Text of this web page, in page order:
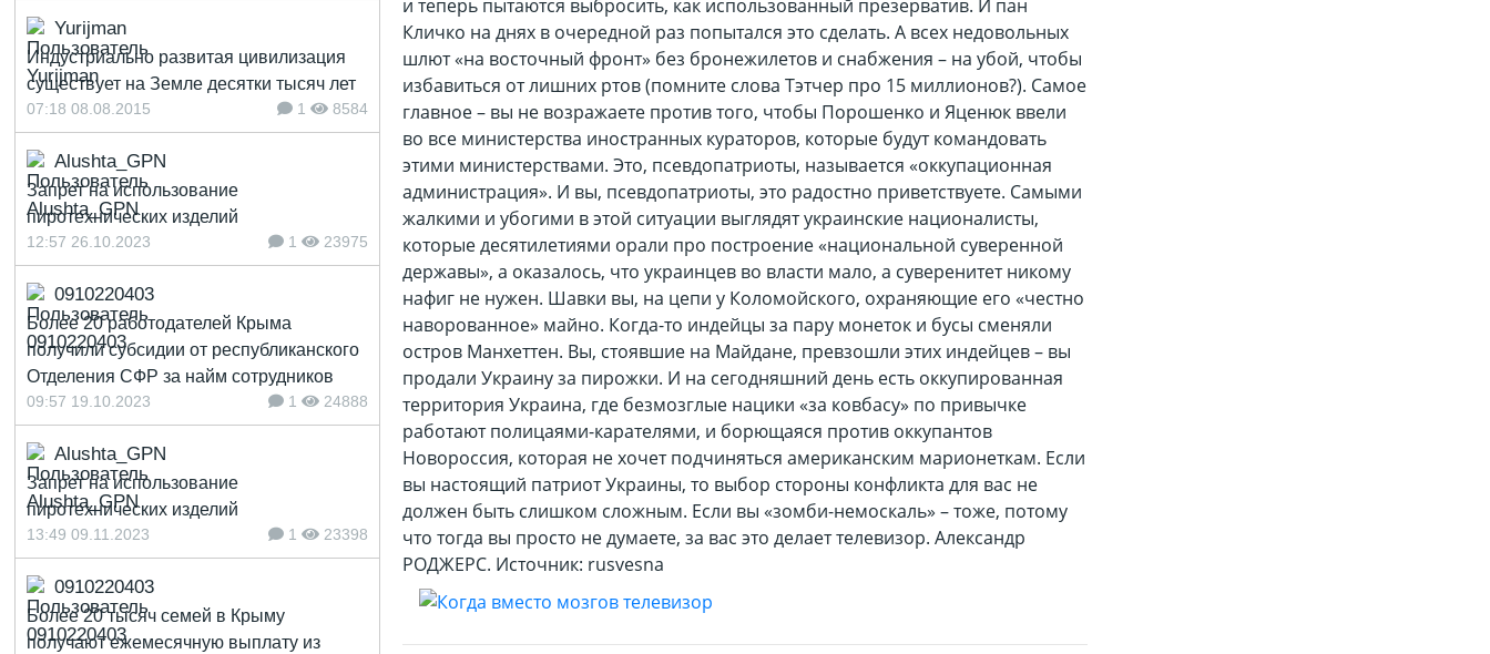
и теперь пытаются выбросить, как использованный презерватив. И пан
Кличко на днях в очередной раз попытался это сделать. А всех недовольных
шлют «на восточный фронт» без бронежилетов и снабжения – на убой, чтобы
избавиться от лишних ртов (помните слова Тэтчер про 15 миллионов?). Самое
главное – вы не возражаете против того, чтобы Порошенко и Яценюк ввели
во все министерства иностранных кураторов, которые будут командовать
этими министерствами. Это, псевдопатриоты, называется «оккупационная
администрация». И вы, псевдопатриоты, это радостно приветствуете. Самыми
жалкими и убогими в этой ситуации выглядят украинские националисты,
которые десятилетиями орали про построение «национальной суверенной
державы», а оказалось, что украинцев во власти мало, а суверенитет никому
нафиг не нужен. Шавки вы, на цепи у Коломойского, охраняющие его «честно
наворованное» майно. Когда-то индейцы за пару монеток и бусы сменяли
остров Манхеттен. Вы, стоявшие на Майдане, превзошли этих индейцев – вы
продали Украину за пирожки. И на сегодняшний день есть оккупированная
территория Украина, где безмозглые нацики «за ковбасу» по привычке
работают полицаями-карателями, и борющаяся против оккупантов
Новороссия, которая не хочет подчиняться американским марионеткам. Если
вы настоящий патриот Украины, то выбор стороны конфликта для вас не
должен быть слишком сложным. Если вы «зомби-немоскаль» – тоже, потому
что тогда вы просто не думаете, за вас это делает телевизор. Александр
РОДЖЕРС. Источник: rusvesna
Yurijman
Индустриально развитая цивилизация
существует на Земле десятки тысяч лет
07:18 08.08.2015 1 8584
Alushta_GPN
Запрет на использование
пиротехнических изделий
12:57 26.10.2023 1 23975
0910220403
Более 20 работодателей Крыма
получили субсидии от республиканского
Отделения СФР за найм сотрудников
09:57 19.10.2023 1 24888
Alushta_GPN
Запрет на использование
пиротехнических изделий
13:49 09.11.2023 1 23398
0910220403
Более 20 тысяч семей в Крыму
получают ежемесячную выплату из